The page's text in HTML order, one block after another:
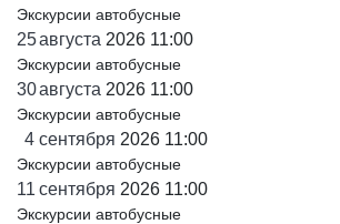
Экскурсии автобусные
25августа 2026 11:00
Экскурсии автобусные
30августа 2026 11:00
Экскурсии автобусные
4 сентября 2026 11:00
Экскурсии автобусные
11 сентября 2026 11:00
Экскурсии автобусные